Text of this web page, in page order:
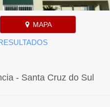
MAPA
- Santa Cruz do Sul